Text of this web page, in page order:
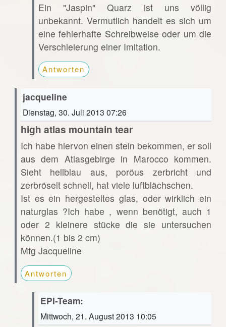
Ein "Jaspin" Quarz ist uns völlig
unbekannt. Vermutlich handelt es sich um
eine fehlerhafte Schreibweise oder um die
Verschleierung einer Imitation.
Antworten
jacqueline
Dienstag, 30. Juli 2013 07:26
high atlas mountain tear
Ich habe hiervon einen stein bekommen, er soll
aus dem Atlasgebirge in Marocco kommen.
Sieht hellblau aus, poröus zerbricht und
zerbröselt schnell, hat viele luftblächschen.
Ist es ein hergesteltes glas, oder wirklich ein
naturglas ?Ich habe , wenn benötigt, auch 1
oder 2 kleinere stücke die sie untersuchen
können.(1 bis 2 cm)
Mfg Jacqueline
Antworten
EPI-Team:
Mittwoch, 21. August 2013 10:05